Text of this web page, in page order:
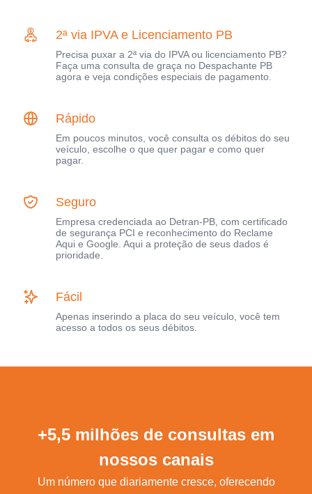
2ª via IPVA e Licenciamento PB
Precisa puxar a 2ª via do IPVA ou licenciamento PB?
Faça uma consulta de graça no Despachante PB
agora e veja condições especiais de pagamento.
Rápido
Em poucos minutos, você consulta os débitos do seu
veículo, escolhe o que quer pagar e como quer
pagar.
Seguro
Empresa credenciada ao Detran-PB, com certificado
de segurança PCI e reconhecimento do Reclame
Aqui e Google. Aqui a proteção de seus dados é
prioridade.
Fácil
Apenas inserindo a placa do seu veículo, você tem
acesso a todos os seus débitos.
+5,5 milhões de consultas em
nossos canais
Um número que diariamente cresce, oferecendo